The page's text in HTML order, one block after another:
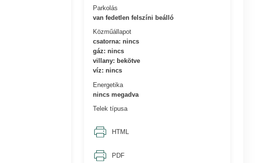
Parkolás
van fedetlen felszíni beálló
Közműállapot
csatorna: nincs
gáz: nincs
villany: bekötve
víz: nincs
Energetika
nincs megadva
Telek típusa
HTML
PDF